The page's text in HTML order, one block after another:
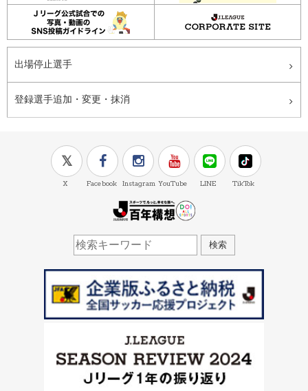
出場停止選手
登録選手追加・変更・抹消
X Facebook Instagram YouTube LINE TikTok
検索